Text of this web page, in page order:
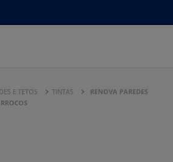
E TETOS TINTAS
RENOVA PAREDES